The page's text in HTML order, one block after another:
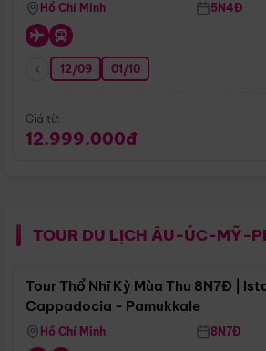
Hồ Chí Minh 5N4Đ
12/09 01/10
Giá từ:
12.999.000đ
TOUR DU LỊCH ÂU-ÚC-MỸ-
Tour Thổ Nhĩ Kỳ Mùa Thu 8N7Đ |
Cappadocia - Pamukkale
Hồ Chí Minh 8N7Đ